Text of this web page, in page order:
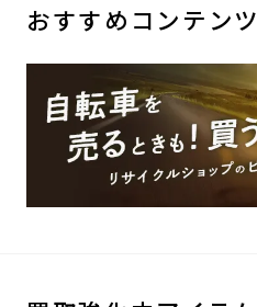
おすすめコンテンツ